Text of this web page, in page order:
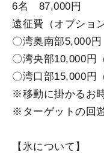
6名 87,000円
遠征費（オプショ
〇湾奥南部5,000円
〇湾央部10,000円
〇湾口部15,000円
※移動に掛かるお
※ターゲットの回
【氷について】